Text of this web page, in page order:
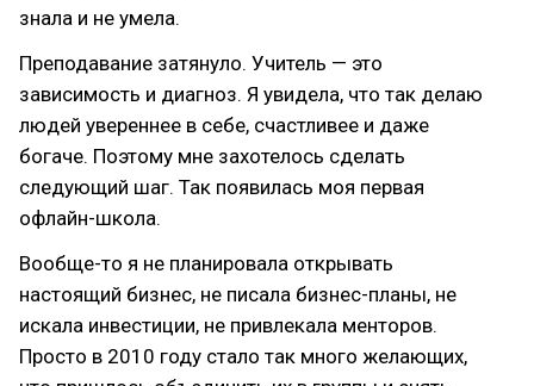
знала и не умела.
Преподавание затянуло. Учитель — это
зависимость и диагноз. Я увидела, что так делаю
людей увереннее в себе, счастливее и даже
богаче. Поэтому мне захотелось сделать
следующий шаг. Так появилась моя первая
офлайн-школа.
Вообще-то я не планировала открывать
настоящий бизнес, не писала бизнес-планы, не
искала инвестиции, не привлекала менторов.
Просто в 2010 году стало так много желающих,